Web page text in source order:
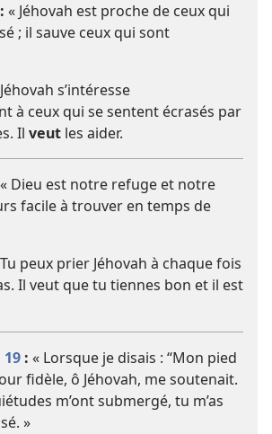
: « Jéhovah est proche de ceux qui
; il sauve ceux qui sont
Jéhovah s’intéresse
à ceux qui se sentent écrasés par
Il veut les aider.
« Dieu est notre refuge et notre
facile à trouver en temps de
Tu peux prier Jéhovah à chaque fois
Il veut que tu tiennes bon et il est
19 : « Lorsque je disais : “Mon pied
fidèle, ô Jéhovah, me soutenait.
m’ont submergé, tu m’as
»